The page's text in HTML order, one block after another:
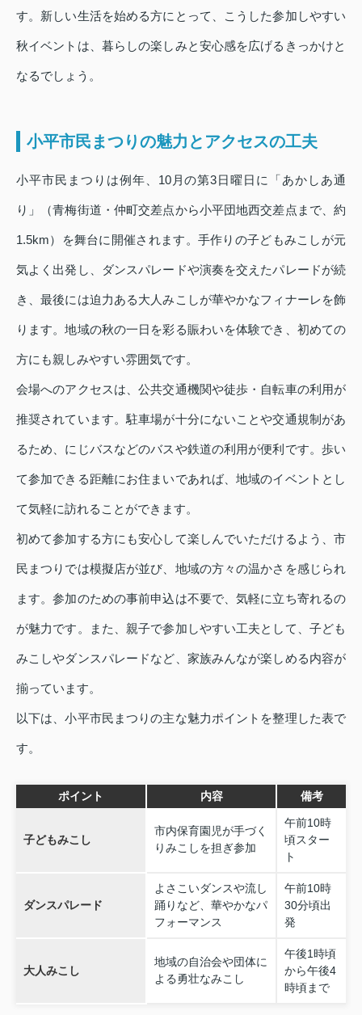
す。新しい生活を始める方にとって、こうした参加しやすい
秋イベントは、暮らしの楽しみと安心感を広げるきっかけと
なるでしょう。
小平市民まつりの魅力とアクセスの工夫
小平市民まつりは例年、10月の第3日曜日に「あかしあ通
り」（青梅街道・仲町交差点から小平団地西交差点まで、約
1.5km）を舞台に開催されます。手作りの子どもみこしが元
気よく出発し、ダンスパレードや演奏を交えたパレードが続
き、最後には迫力ある大人みこしが華やかなフィナーレを飾
ります。地域の秋の一日を彩る賑わいを体験でき、初めての
方にも親しみやすい雰囲気です。
会場へのアクセスは、公共交通機関や徒歩・自転車の利用が
推奨されています。駐車場が十分にないことや交通規制があ
るため、にじバスなどのバスや鉄道の利用が便利です。歩い
て参加できる距離にお住まいであれば、地域のイベントとし
て気軽に訪れることができます。
初めて参加する方にも安心して楽しんでいただけるよう、市
民まつりでは模擬店が並び、地域の方々の温かさを感じられ
ます。参加のための事前申込は不要で、気軽に立ち寄れるの
が魅力です。また、親子で参加しやすい工夫として、子ども
みこしやダンスパレードなど、家族みんなが楽しめる内容が
揃っています。
以下は、小平市民まつりの主な魅力ポイントを整理した表で
す。
ポイント 内容 備考
子どもみこし
市内保育園児が手づく
りみこしを担ぎ参加
午前10時
頃スター
ト
ダンスパレード
よさこいダンスや流し
踊りなど、華やかなパ
フォーマンス
午前10時
30分頃出
発
大人みこし
地域の自治会や団体に
よる勇壮なみこし
午後1時頃
から午後4
時頃まで